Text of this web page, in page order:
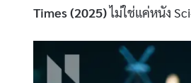
Times (2025)ไม่ใช่แค่หนัง